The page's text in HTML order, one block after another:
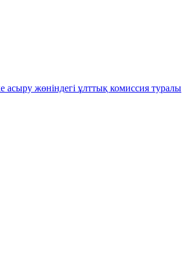
жөніндегі ұлттық комиссия туралы